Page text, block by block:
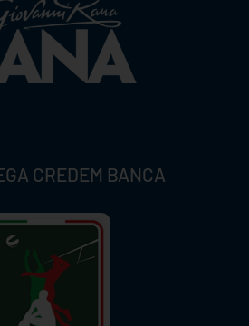
CREDEM BANCA